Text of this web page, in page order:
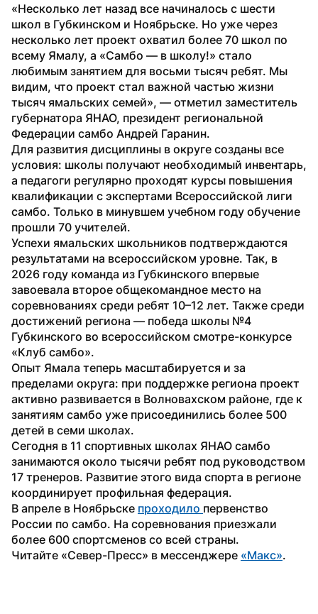
«Несколько лет назад все начиналось с шести
школ в Губкинском и Ноябрьске. Но уже через
несколько лет проект охватил более 70 школ по
всему Ямалу, а «Самбо — в школу!» стало
любимым занятием для восьми тысяч ребят. Мы
видим, что проект стал важной частью жизни
тысяч ямальских семей», — отметил заместитель
губернатора ЯНАО, президент региональной
Федерации самбо Андрей Гаранин.
Для развития дисциплины в округе созданы все
условия: школы получают необходимый инвентарь,
а педагоги регулярно проходят курсы повышения
квалификации с экспертами Всероссийской лиги
самбо. Только в минувшем учебном году обучение
прошли 70 учителей.
Успехи ямальских школьников подтверждаются
результатами на всероссийском уровне. Так, в
2026 году команда из Губкинского впервые
завоевала второе общекомандное место на
соревнованиях среди ребят 10–12 лет. Также среди
достижений региона — победа школы №4
Губкинского во всероссийском смотре-конкурсе
«Клуб самбо».
Опыт Ямала теперь масштабируется и за
пределами округа: при поддержке региона проект
активно развивается в Волновахском районе, где к
занятиям самбо уже присоединились более 500
детей в семи школах.
Сегодня в 11 спортивных школах ЯНАО самбо
занимаются около тысячи ребят под руководством
17 тренеров. Развитие этого вида спорта в регионе
координирует профильная федерация.
В апреле в Ноябрьске проходило первенство
России по самбо. На соревнования приезжали
более 600 спортсменов со всей страны.
Читайте «Север-Пресс» в мессенджере «Макс».